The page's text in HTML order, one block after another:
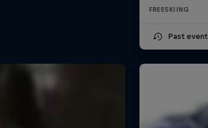
FREESKIING
Past event